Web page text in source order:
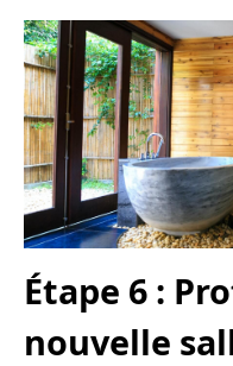
Étape 6 :
nouvelle